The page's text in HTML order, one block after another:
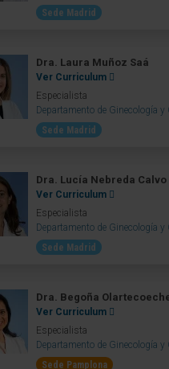
Sede Madrid
Dra. Laura Muñoz Saá
Ver Curriculum
Especialista
Departamento de Ginecología
Sede Madrid
Dra. Lucía Nebreda Calvo
Ver Curriculum
Especialista
Departamento de Ginecología
Sede Madrid
Dra. Begoña
Ver Curriculum
Especialista
Departamento de Ginecología
Sede Pamplona